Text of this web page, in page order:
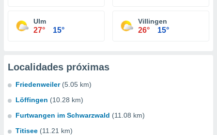
Ulm
27° 15°
Villingen
26° 15°
Localidades próximas
Friedenweiler (5.05 km)
Löffingen (10.28 km)
Furtwangen im Schwarzwald (11.08 km)
Titisee (11.21 km)